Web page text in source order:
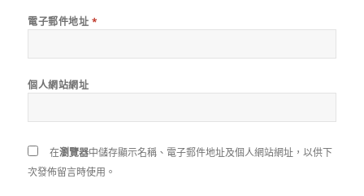
電子郵件地址 *
個人網站網址
在瀏覽器中儲存顯示名稱、電子郵件地址及個人網站網址，以供下
次發佈留言時使用。